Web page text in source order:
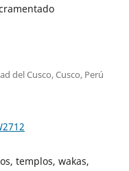
del Cusco, Cusco, Perú
templos, wakas,